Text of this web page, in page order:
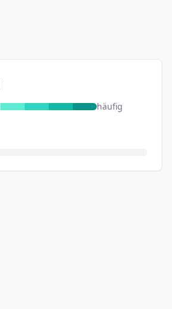
häufig